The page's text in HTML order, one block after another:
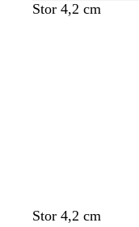
Stor 4,2 cm
Stor 4,2 cm